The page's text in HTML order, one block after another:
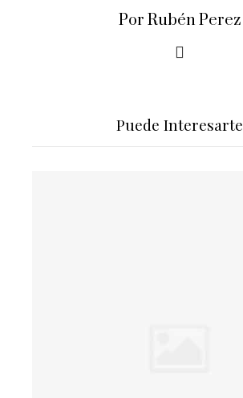
Por Rubén Perez
Puede Interesarte